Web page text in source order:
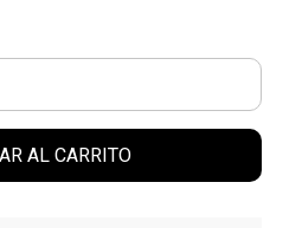
AL CARRITO